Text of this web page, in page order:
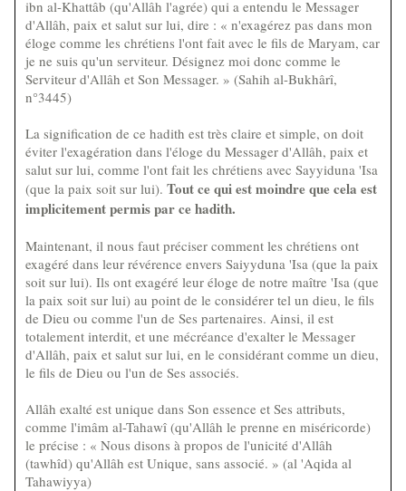
ibn al-Khattâb (qu'Allâh l'agrée) qui a entendu le Messager
d'Allâh, paix et salut sur lui, dire : « n'exagérez pas dans mon
éloge comme les chrétiens l'ont fait avec le fils de Maryam, car
je ne suis qu'un serviteur. Désignez moi donc comme le
Serviteur d'Allâh et Son Messager. » (Sahih al-Bukhârî,
n°3445)
La signification de ce hadith est très claire et simple, on doit
éviter l'exagération dans l'éloge du Messager d'Allâh, paix et
salut sur lui, comme l'ont fait les chrétiens avec Sayyiduna 'Isa
(que la paix soit sur lui). Tout ce qui est moindre que cela est
implicitement permis par ce hadith.
Maintenant, il nous faut préciser comment les chrétiens ont
exagéré dans leur révérence envers Saiyyduna 'Isa (que la paix
soit sur lui). Ils ont exagéré leur éloge de notre maître 'Isa (que
la paix soit sur lui) au point de le considérer tel un dieu, le fils
de Dieu ou comme l'un de Ses partenaires. Ainsi, il est
totalement interdit, et une mécréance d'exalter le Messager
d'Allâh, paix et salut sur lui, en le considérant comme un dieu,
le fils de Dieu ou l'un de Ses associés.
Allâh exalté est unique dans Son essence et Ses attributs,
comme l'imâm al-Tahawî (qu'Allâh le prenne en miséricorde)
le précise : « Nous disons à propos de l'unicité d'Allâh
(tawhîd) qu'Allâh est Unique, sans associé. » (al 'Aqida al
Tahawiyya)